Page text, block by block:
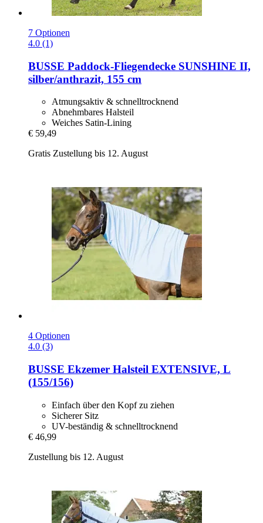
7 Optionen
4.0 (1)
BUSSE Paddock-​Fliegendecke SUNSHINE II,
silber/anthrazit, 155 cm
Atmungsaktiv & schnelltrocknend
Abnehmbares Halsteil
Weiches Satin-Lining
€ 59,49
Gratis Zustellung bis 12. August
4 Optionen
4.0 (3)
BUSSE Ekzemer Halsteil EXTENSIVE, L
(155/156)
Einfach über den Kopf zu ziehen
Sicherer Sitz
UV-beständig & schnelltrocknend
€ 46,99
Zustellung bis 12. August